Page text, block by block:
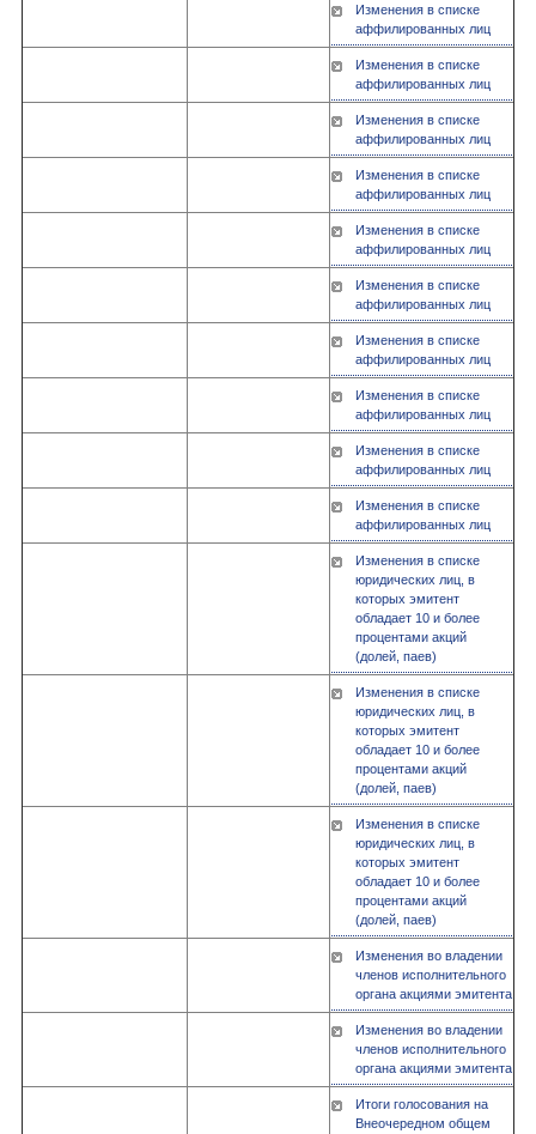
Изменения в списке
аффилированных лиц
Изменения в списке
аффилированных лиц
Изменения в списке
аффилированных лиц
Изменения в списке
аффилированных лиц
Изменения в списке
аффилированных лиц
Изменения в списке
аффилированных лиц
Изменения в списке
аффилированных лиц
Изменения в списке
аффилированных лиц
Изменения в списке
аффилированных лиц
Изменения в списке
аффилированных лиц
Изменения в списке
юридических лиц, в
которых эмитент
обладает 10 и более
процентами акций
(долей, паев)
Изменения в списке
юридических лиц, в
которых эмитент
обладает 10 и более
процентами акций
(долей, паев)
Изменения в списке
юридических лиц, в
которых эмитент
обладает 10 и более
процентами акций
(долей, паев)
Изменения во владении
членов исполнительного
органа акциями эмитента
Изменения во владении
членов исполнительного
органа акциями эмитента
Итоги голосования на
Внеочередном общем